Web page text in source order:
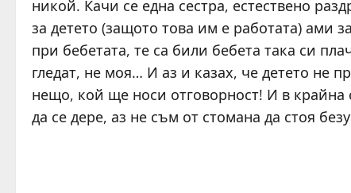
никой. Качи се една сестра, естествено
за детето (защото това им е работата) ами
при бебетата, те са били бебета така си
гледат, не моя… И аз и казах, че детето не
нещо, кой ще носи отговорност! И в
да се дере, аз не съм от стомана да стоя